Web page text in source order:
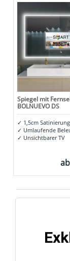
Spiegel mit
BOLNUEVO DS
✓ 1,5cm Satinierung
✓ Umlaufende
✓ Unsichtbarer TV
ab